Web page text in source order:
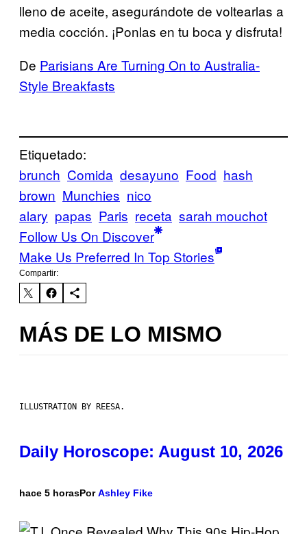
lleno de aceite, asegurándote de voltearlas a
media cocción. ¡Ponlas en tu boca y disfruta!
De Parisians Are Turning On to Australia-
Style Breakfasts
Etiquetado:
brunch Comida desayuno Food hash
brown Munchies nico
alary papas Paris receta sarah mouchot
Follow Us On Discover
Make Us Preferred In Top Stories
Compartir:
MÁS DE LO MISMO
ILLUSTRATION BY REESA.
Daily Horoscope: August 10, 2026
hace 5 horasPorAshley Fike